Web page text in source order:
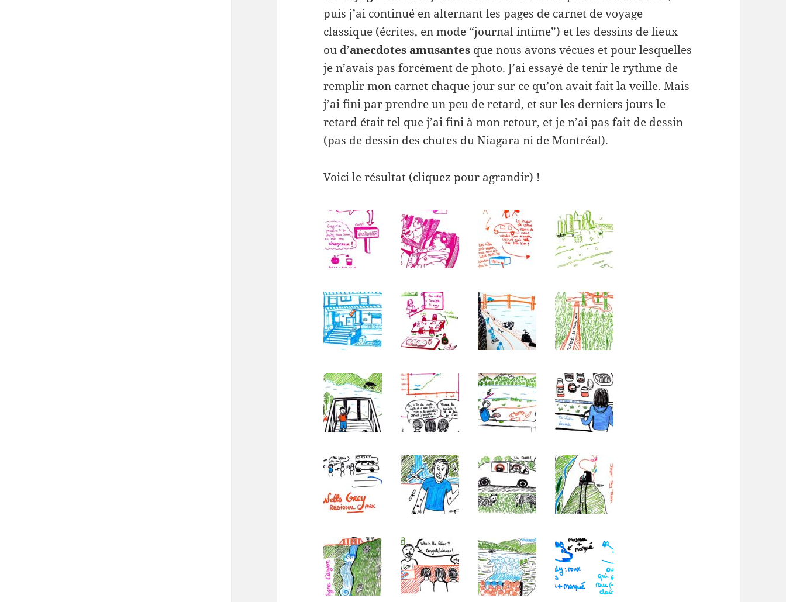
puis j’ai continué en alternant les pages de carnet de voyage
classique (écrites, en mode “journal intime”) et les dessins de lieux
ou d’anecdotes amusantes que nous avons vécues et pour lesquelles
je n’avais pas forcément de photo. J’ai essayé de tenir le rythme de
remplir mon carnet chaque jour sur ce qu’on avait fait la veille. Mais
j’ai fini par prendre un peu de retard, et sur les derniers jours le
retard était tel que j’ai fini à mon retour, et je n’ai pas fait de dessin
(pas de dessin des chutes du Niagara ni de Montréal).
Voici le résultat (cliquez pour agrandir) !